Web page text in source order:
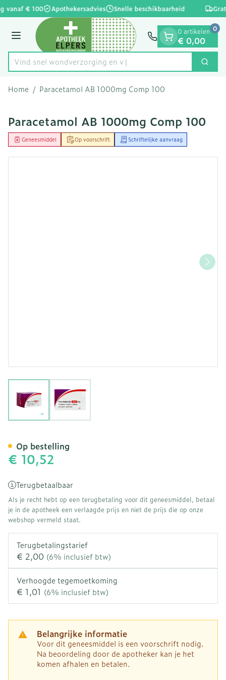
Ga naar de inhoud
1 van 1
vanaf € 100 Apothekersadvies Snelle beschikbaarheid
Menu
Product, merk, categorie...
Vind snel wondverzor Zoek
0 artikelen
€ 0,00
0
Home / Paracetamol AB 1000mg Comp 100
Paracetamol AB 1000mg Comp 100
Op voorschrift
Geneesmiddel Schriftelijke aanvraag
€ 10,52
Terugbetaalbaar
Als je recht hebt op een terugbetaling voor dit geneesmiddel, betaal
je in de apotheek een verlaagde prijs en niet de prijs die op onze
webshop vermeld staat.
Terugbetalingstarief
€ 2,00 (6% inclusief btw)
Verhoogde tegemoetkoming
€ 1,01 (6% inclusief btw)
Belangrijke informatie
Voor dit geneesmiddel is een voorschrift nodig.
Na beoordeling door de apotheker kan je het
komen afhalen en betalen.
Op bestelling